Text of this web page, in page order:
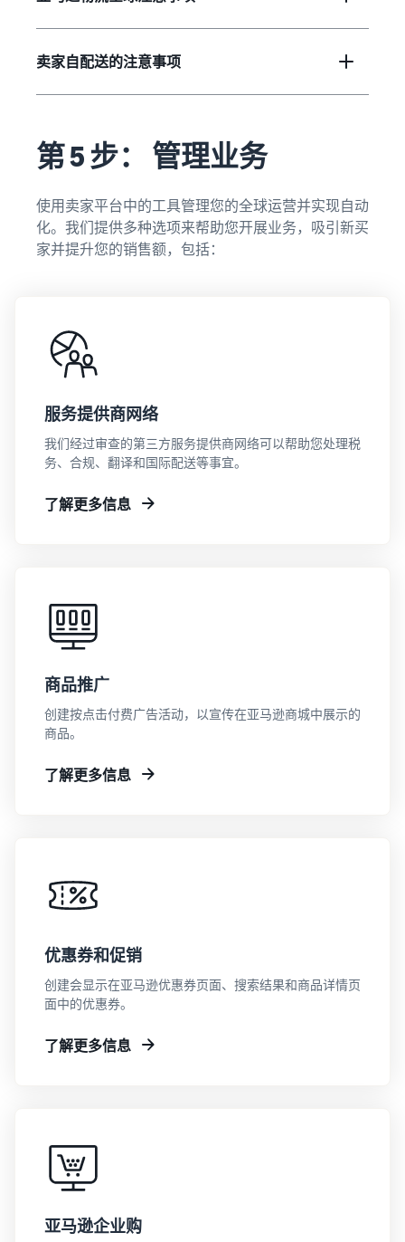
卖家自配送的注意事项
第 5 步： 管理业务
使用卖家平台中的工具管理您的全球运营并实现自动
化。我们提供多种选项来帮助您开展业务，吸引新买
家并提升您的销售额，包括：
服务提供商网络
我们经过审查的第三方服务提供商网络可以帮助您处理税
务、合规、翻译和国际配送等事宜。
了解更多信息
商品推广
创建按点击付费广告活动，以宣传在亚马逊商城中展示的
商品。
了解更多信息
优惠券和促销
创建会显示在亚马逊优惠券页面、搜索结果和商品详情页
面中的优惠券。
了解更多信息
亚马逊企业购